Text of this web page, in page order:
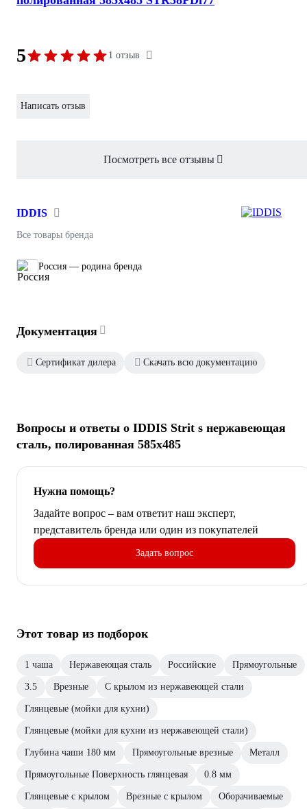
5 1 отзыв
Написать отзыв
Посмотреть все отзывы
IDDIS
Все товары бренда
Россия — родина бренда
Документация
Сертификат дилера Скачать всю документацию
Вопросы и ответы о IDDIS Strit s нержавеющая
сталь, полированная 585x485
Нужна помощь?
Задайте вопрос – вам ответит наш эксперт,
представитель бренда или один из покупателей
Задать вопрос
Этот товар из подборок
1 чаша Нержавеющая сталь Российские Прямоугольные
3.5 Врезные С крылом из нержавеющей стали
Глянцевые (мойки для кухни)
Глянцевые (мойки для кухни из нержавеющей стали)
Глубина чаши 180 мм Прямоугольные врезные Металл
Прямоугольные Поверхность глянцевая 0.8 мм
Глянцевые с крылом Врезные с крылом Оборачиваемые